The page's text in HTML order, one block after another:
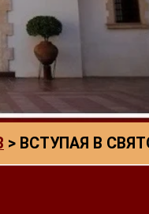
> ВСТУПАЯ В